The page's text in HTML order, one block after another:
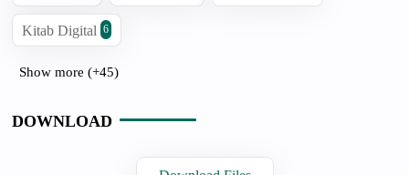
Kitab Digital 6
Show more (+45)
DOWNLOAD